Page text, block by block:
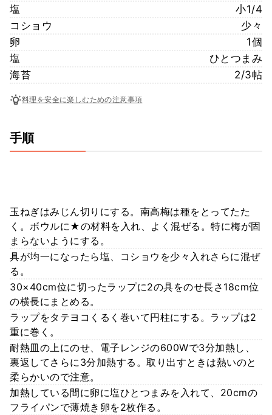
塩
小1/4
コショウ
少々
卵
1個
塩
ひとつまみ
海苔
2/3帖
料理を安全に楽しむための注意事項
手順
玉ねぎはみじん切りにする。南高梅は種をとってたた
く。ボウルに★の材料を入れ、よく混ぜる。特に梅が固
まらないようにする。
具が均一になったら塩、コショウを少々入れさらに混ぜ
る。
30×40cm位に切ったラップに2の具をのせ長さ18cm位
の横長にまとめる。
ラップをタテヨコくるく巻いて円柱にする。ラップは2
重に巻く。
耐熱皿の上にのせ、電子レンジの600Wで3分加熱し、
裏返してさらに3分加熱する。取り出すときは熱いのと
柔らかいので注意。
加熱している間に卵に塩ひとつまみを入れて、20cmの
フライパンで薄焼き卵を2枚作る。